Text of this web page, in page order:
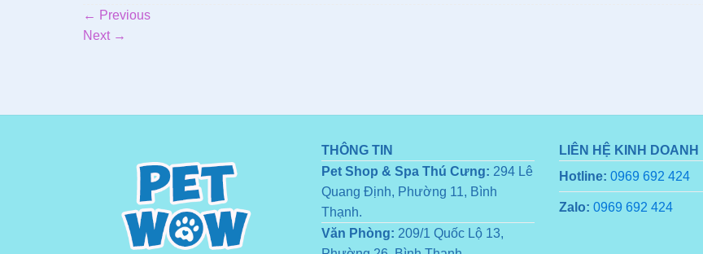
← Previous
Next →
THÔNG TIN
Pet Shop & Spa Thú Cưng: 294 Lê
Quang Định, Phường 11, Bình
Thạnh.
Văn Phòng: 209/1 Quốc Lộ 13,
LIÊN HỆ KINH DOANH
Hotline: 0969 692 424
Zalo: 0969 692 424